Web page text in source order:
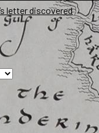
letter discovered